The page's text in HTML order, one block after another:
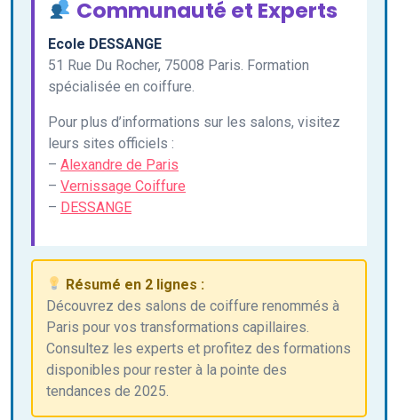
Communauté et Experts
Ecole DESSANGE
51 Rue Du Rocher, 75008 Paris. Formation
spécialisée en coiffure.
Pour plus d’informations sur les salons, visitez
leurs sites officiels :
– Alexandre de Paris
– Vernissage Coiffure
– DESSANGE
Résumé en 2 lignes :
Découvrez des salons de coiffure renommés à
Paris pour vos transformations capillaires.
Consultez les experts et profitez des formations
disponibles pour rester à la pointe des
tendances de 2025.